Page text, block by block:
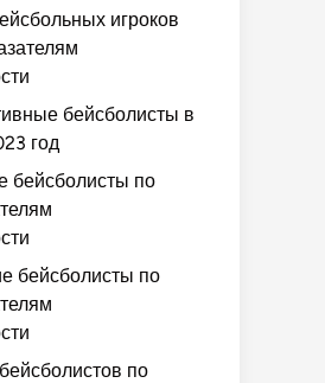
игроков
бейсболисты в
год
бейсболисты по
бейсболисты по
по